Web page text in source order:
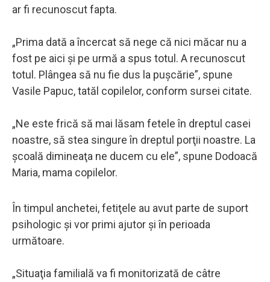
ar fi recunoscut fapta.
„Prima dată a încercat să nege că nici măcar nu a
fost pe aici şi pe urmă a spus totul. A recunoscut
totul. Plângea să nu fie dus la puşcărie”, spune
Vasile Papuc, tatăl copilelor, conform sursei citate.
„Ne este frică să mai lăsam fetele în dreptul casei
noastre, să stea singure în dreptul porţii noastre. La
şcoală dimineaţa ne ducem cu ele”, spune Dodoacă
Maria, mama copilelor.
În timpul anchetei, fetiţele au avut parte de suport
psihologic şi vor primi ajutor şi în perioada
următoare.
„Situaţia familială va fi monitorizată de câtre